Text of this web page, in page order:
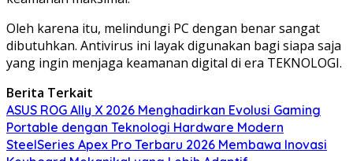
Oleh karena itu, melindungi PC dengan benar sangat
dibutuhkan. Antivirus ini layak digunakan bagi siapa saja
yang ingin menjaga keamanan digital di era TEKNOLOGI.
Berita Terkait
ASUS ROG Ally X 2026 Menghadirkan Evolusi Gaming
Portable dengan Teknologi Hardware Modern
SteelSeries Apex Pro Terbaru 2026 Membawa Inovasi